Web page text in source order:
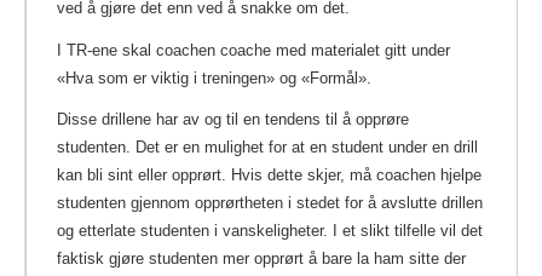
ved å gjøre det enn ved å snakke om det.
I TR-ene skal coachen coache med materialet gitt under
«Hva som er viktig i treningen» og «Formål».
Disse drillene har av og til en tendens til å opprøre
studenten. Det er en mulighet for at en student under en drill
kan bli sint eller opprørt. Hvis dette skjer, må coachen hjelpe
studenten gjennom opprørtheten i stedet for å avslutte drillen
og etterlate studenten i vanskeligheter. I et slikt tilfelle vil det
faktisk gjøre studenten mer opprørt å bare la ham sitte der